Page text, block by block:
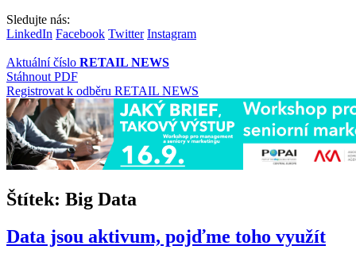
Sledujte nás:
LinkedIn Facebook Twitter Instagram
Aktuální číslo RETAIL NEWS
Stáhnout PDF
Registrovat k odběru RETAIL NEWS
Štítek: Big Data
Data jsou aktivum, pojďme toho využít